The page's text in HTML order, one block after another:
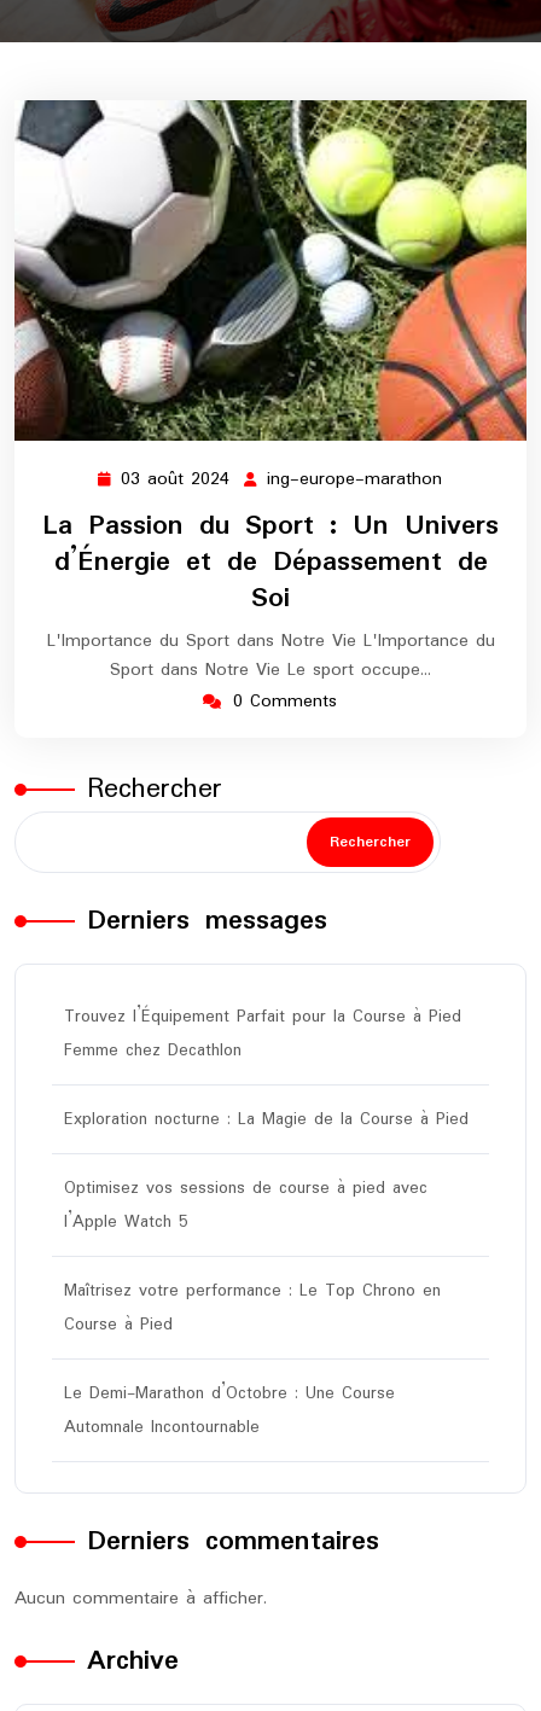
03 août 2024 03
août
2024
ing-europe-marathon
europe-
marathon
La Passion du Sport : Un Univers
d’Énergie et de Dépassement de
Soi
L'Importance du Sport dans Notre Vie L'Importance du
Sport dans Notre Vie Le sport occupe…
0 Comments
Rechercher
Rechercher
Derniers messages
Trouvez l’Équipement Parfait pour la Course à Pied
Femme chez Decathlon
Exploration nocturne : La Magie de la Course à Pied
Optimisez vos sessions de course à pied avec
l’Apple Watch 5
Maîtrisez votre performance : Le Top Chrono en
Course à Pied
Le Demi-Marathon d’Octobre : Une Course
Automnale Incontournable
Derniers commentaires
Aucun commentaire à afficher.
Archive